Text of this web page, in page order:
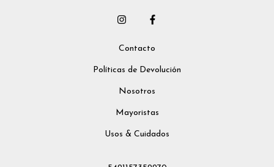
Contacto
Políticas de Devolución
Nosotros
Mayoristas
Usos & Cuidados